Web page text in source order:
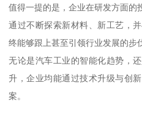
值得一提的是，企业在研发方面的
通过不断探索新材料、新工艺，
终能够跟上甚至引领行业发展的步
无论是汽车工业的智能化趋势，
升，企业均能通过技术升级与创
案。